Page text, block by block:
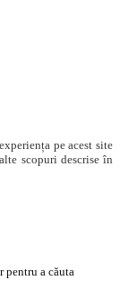
pe acest site
scopuri descrise în
pentru a căuta